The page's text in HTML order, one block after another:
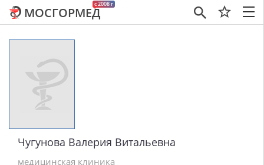
×
c 2008 г
МОСГОРМЕД
Чугунова Валерия Витальевна
медицинская клиника